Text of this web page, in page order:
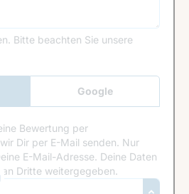
Bitte beachten Sie unsere
Google
Anmeldung
Bewertung per
Dir per E-Mail senden. Nur
E-Mail-Adresse. Deine Daten
Dritte weitergegeben.